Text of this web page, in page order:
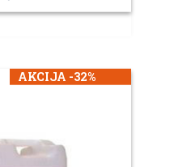
AKCIJA -32%